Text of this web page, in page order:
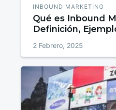
INBOUND MARKETING
Qué es Inbound
Definición,
y Fidelizar
2 Febrero, 2025